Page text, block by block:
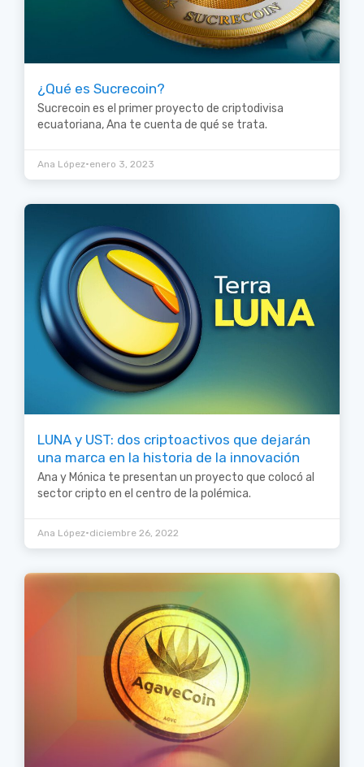
¿Qué es Sucrecoin?
Sucrecoin es el primer proyecto de criptodivisa
ecuatoriana, Ana te cuenta de qué se trata.
Ana López•enero 3, 2023
LUNA y UST: dos criptoactivos que dejarán
una marca en la historia de la innovación
Ana y Mónica te presentan un proyecto que colocó al
sector cripto en el centro de la polémica.
Ana López•diciembre 26, 2022